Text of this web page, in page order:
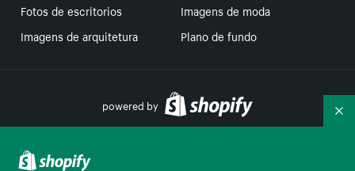
Fotos de escritorios
Imagens de moda
Imagens de arquitetura
Plano de fundo
powered by